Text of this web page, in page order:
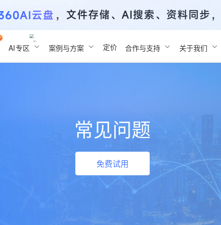
AI专区 案例与方案 定价 合作与支持 关于我们
常见问题
免费试用